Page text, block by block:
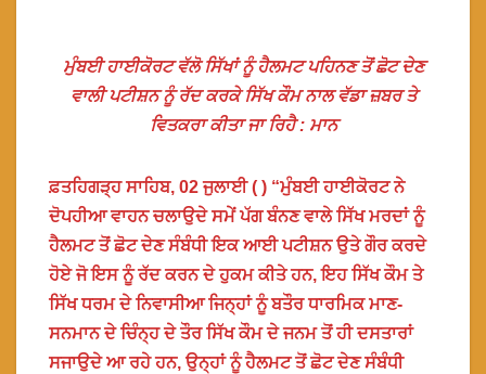
ਮੁੰਬਈ ਹਾਈਕੋਰਟ ਵੱਲੋ ਸਿੱਖਾਂ ਨੂੰ ਹੈਲਮਟ ਪਹਿਨਣ ਤੋਂ ਛੋਟ ਦੇਣ
ਵਾਲੀ ਪਟੀਸ਼ਨ ਨੂੰ ਰੱਦ ਕਰਕੇ ਸਿੱਖ ਕੌਮ ਨਾਲ ਵੱਡਾ ਜ਼ਬਰ ਤੇ
ਵਿਤਕਰਾ ਕੀਤਾ ਜਾ ਰਿਹੈ : ਮਾਨ
ਫ਼ਤਹਿਗੜ੍ਹ ਸਾਹਿਬ, 02 ਜੁਲਾਈ ( ) “ਮੁੰਬਈ ਹਾਈਕੋਰਟ ਨੇ
ਦੋਪਹੀਆ ਵਾਹਨ ਚਲਾਉਦੇ ਸਮੇਂ ਪੱਗ ਬੰਨਣ ਵਾਲੇ ਸਿੱਖ ਮਰਦਾਂ ਨੂੰ
ਹੈਲਮਟ ਤੋਂ ਛੋਟ ਦੇਣ ਸੰਬੰਧੀ ਇਕ ਆਈ ਪਟੀਸ਼ਨ ਉਤੇ ਗੌਰ ਕਰਦੇ
ਹੋਏ ਜੋ ਇਸ ਨੂੰ ਰੱਦ ਕਰਨ ਦੇ ਹੁਕਮ ਕੀਤੇ ਹਨ, ਇਹ ਸਿੱਖ ਕੌਮ ਤੇ
ਸਿੱਖ ਧਰਮ ਦੇ ਨਿਵਾਸੀਆ ਜਿਨ੍ਹਾਂ ਨੂੰ ਬਤੌਰ ਧਾਰਮਿਕ ਮਾਣ-
ਸਨਮਾਨ ਦੇ ਚਿੰਨ੍ਹ ਦੇ ਤੌਰ ਸਿੱਖ ਕੌਮ ਦੇ ਜਨਮ ਤੋਂ ਹੀ ਦਸਤਾਰਾਂ
ਸਜਾਉਦੇ ਆ ਰਹੇ ਹਨ, ਉਨ੍ਹਾਂ ਨੂੰ ਹੈਲਮਟ ਤੋਂ ਛੋਟ ਦੇਣ ਸੰਬੰਧੀ